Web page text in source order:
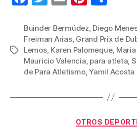
c
e
b
o
o
tt
er
ail er
e
st
m
p
ar
tir
Etiquetas
Buinder Bermúdez, Diego
Freiman Arias, Grand Prix de
Lemos, Karen Palomeque,
Mauricio Valencia, para atleta,
de Para Atletismo,Yamil Acosta
OTROS